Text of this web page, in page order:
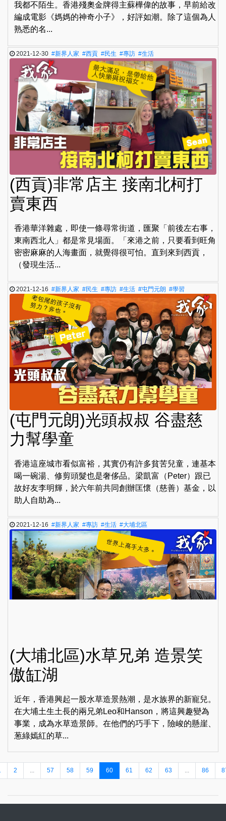
我都不陌生。香港殘奧金牌得主蘇樺偉的故事，早前給改
編成電影《媽媽的神奇小子》，好評如潮。除了這個為人
熟悉的名...
2021-12-30#新界人家 #西貢 #民生 #專訪 #生活
(西貢)非常店主 接南北柯打
賣東西
香港華洋雜處，即使一條尋常街道，匯聚「前後左右事，
東南西北人」都是常見場面。「來港之前，只要看到旺角
密密麻麻的人海畫面，就覺得很可怕。直到來到西貢，
（發現生活...
2021-12-16#新界人家 #民生 #專訪 #生活 #屯門元朗 #學習
(屯門元朗)光頭叔叔 谷盡慈
力幫學童
香港這座城市看似富裕，其實仍有許多貧苦兒童，連基本
喝一碗湯、修剪頭髮也是奢侈品。梁凱富（Peter）跟已
故好友李明輝，於六年前共同創辦匡懷（慈善）基金，以
助人自助為...
2021-12-16#新界人家 #專訪 #生活 #大埔北區
(大埔北區)水草兄弟 造景笑
傲缸湖
近年，香港興起一股水草造景熱潮，是水族界的新寵兒。
在大埔土生土長的兩兄弟Leo和Hanson，將這興趣變為
事業，成為水草造景師。在他們的巧手下，險峻的懸崖、
葱綠嫣紅的草...
2 ... 57 58 59 60 61 62 63 ... 86